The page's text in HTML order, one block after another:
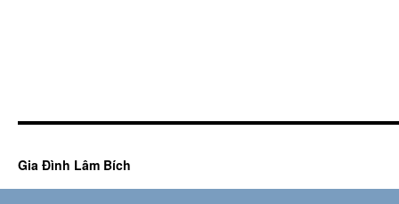
Gia Đình Lâm Bích